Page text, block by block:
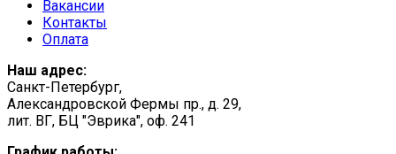
Вакансии
Контакты
Оплата
Наш адрес:
Санкт-Петербург,
Александровской Фермы пр., д. 29,
лит. ВГ, БЦ "Эврика", оф. 241